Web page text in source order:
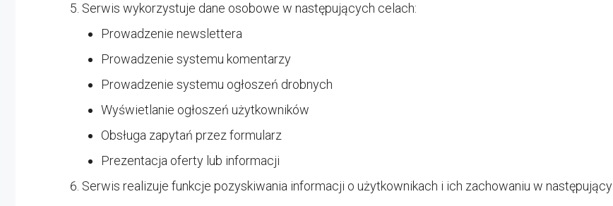
Serwis wykorzystuje dane osobowe w następujących celach:
Prowadzenie newslettera
Prowadzenie systemu komentarzy
Prowadzenie systemu ogłoszeń drobnych
Wyświetlanie ogłoszeń użytkowników
Obsługa zapytań przez formularz
Prezentacja oferty lub informacji
Serwis realizuje funkcje pozyskiwania informacji o użytkownikach i ich zachowaniu w następujący